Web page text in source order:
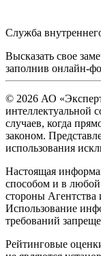
Служба
Высказать свое
заполнив онлайн-
© 2026 АО
интеллектуальной
случаев, когда
законом.
использования
Настоящая
способом и в любой
стороны Агентства
Использование
требований
Рейтинговые